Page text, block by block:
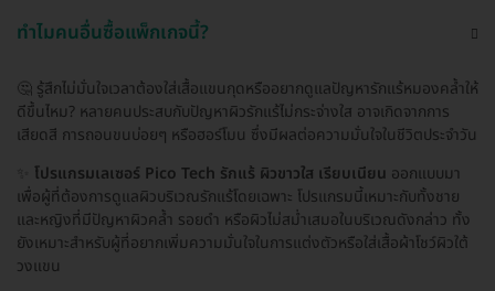
ทำไมคนอื่นซื้อแพ็กเกจนี้?
🤔 รู้สึกไม่มั่นใจเวลาต้องใส่เสื้อแขนกุดหรืออยากดูแลปัญหารักแร้หมองคล้ำให้
ดีขึ้นไหม? หลายคนประสบกับปัญหาผิวรักแร้ไม่กระจ่างใส อาจเกิดจากการ
เสียดสี การถอนขนบ่อยๆ หรือฮอร์โมน ซึ่งมีผลต่อความมั่นใจในชีวิตประจำวัน
โปรแกรมเลเซอร์ Pico Tech รักแร้ ผิวขาวใส เรียบเนียน ออกแบบมา
เพื่อผู้ที่ต้องการดูแลผิวบริเวณรักแร้โดยเฉพาะ โปรแกรมนี้เหมาะกับทั้งชาย
และหญิงที่มีปัญหาผิวคล้ำ รอยดำ หรือผิวไม่สม่ำเสมอในบริเวณดังกล่าว ทั้ง
ยังเหมาะสำหรับผู้ที่อยากเพิ่มความมั่นใจในการแต่งตัวหรือใส่เสื้อผ้าโชว์ผิวใต้
วงแขน